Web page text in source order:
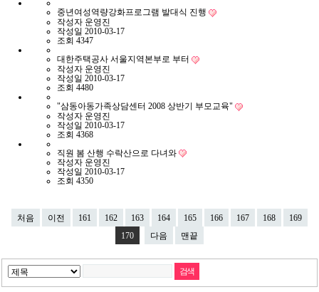
중년여성역량강화프로그램 발대식 진행
작성자 운영진
작성일 2010-03-17
조회 4347
대한주택공사 서울지역본부로 부터
작성자 운영진
작성일 2010-03-17
조회 4480
"삼동아동가족상담센터 2008 상반기 부모교육"
작성자 운영진
작성일 2010-03-17
조회 4368
직원 봄 산행 수락산으로 다녀와
작성자 운영진
작성일 2010-03-17
조회 4350
처음 이전 161 162 163 164 165 166 167 168
169
170
다음 맨끝